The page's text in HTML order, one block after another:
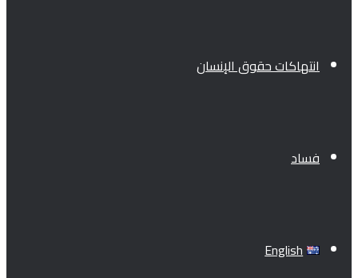
انتهاكات حقوق الإنسان
فساد
English